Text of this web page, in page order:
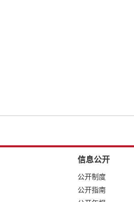
信息公开
公开制度
公开指南